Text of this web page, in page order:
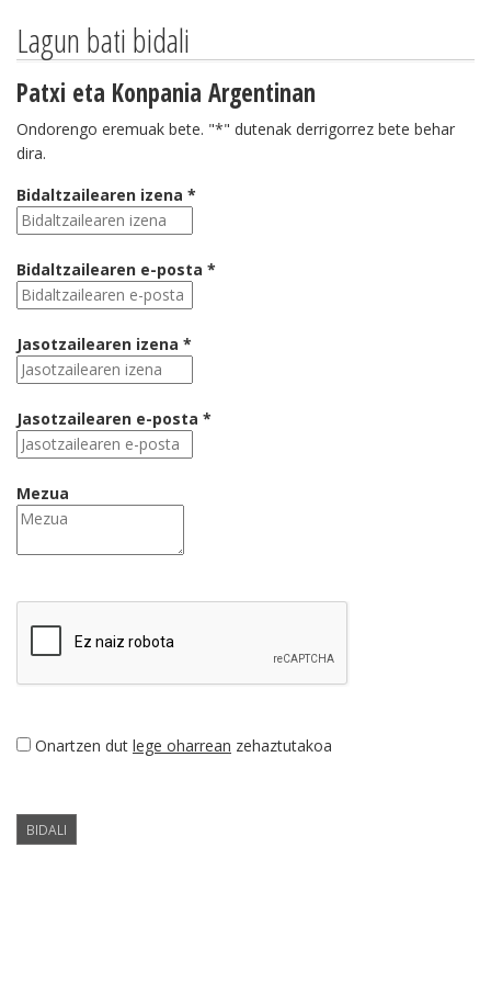
Lagun bati bidali
Patxi eta Konpania Argentinan
Ondorengo eremuak bete. "*" dutenak derrigorrez bete behar
dira.
Bidaltzailearen izena *
Bidaltzailearen e-posta *
Jasotzailearen izena *
Jasotzailearen e-posta *
Mezua
Onartzen dut lege oharrean zehaztutakoa
BIDALI